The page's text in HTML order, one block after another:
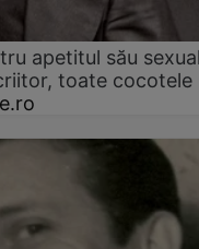
apetitul său
toate cocotele